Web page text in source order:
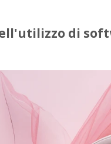
di